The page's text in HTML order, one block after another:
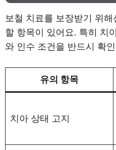
보철 치료를 보장받기 위
할 항목이 있어요. 특히 치
와 인수 조건을 반드시 확
유의 항목
치아 상태 고지